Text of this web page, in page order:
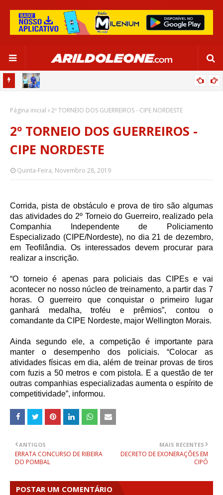
SALVADOR
Página inicial 2º TORNEIO DOS GUERREIROS - CIPE NORDESTE
2º TORNEIO DOS GUERREIROS -
CIPE NORDESTE
Quinta-Feira, Novembro 28, 2019
Corrida, pista de obstáculo e prova de tiro são algumas
das atividades do 2º Torneio do Guerreiro, realizado pela
Companhia Independente de Policiamento
Especializado (CIPE/Nordeste), no dia 21 de dezembro,
em Teofilândia. Os interessados devem procurar para
realizar a inscrição.
“O torneio é apenas para policiais das CIPEs e vai
acontecer no nosso núcleo de treinamento, a partir das 7
horas. O guerreiro que conquistar o primeiro lugar
ganhará medalha, troféu e prêmios”, contou o
comandante da CIPE Nordeste, major Wellington Morais.
Ainda segundo ele, a competição é importante para
manter o desempenho dos policiais. “Colocar as
atividades físicas em dia, além de treinar provas de tiros
com fuzis a 50 metros e com pistola. E a questão de ter
outras companhias especializadas aumenta o espírito de
competitividade”, informou.
MAIS RECENTES
DECRETO DE EXONERAÇÕES EM
CIPÓ
ANTIGOS
ERRATA CONCURSO DE RIBEIRA
DO POMBAL
POSTAR UM COMENTÁRIO